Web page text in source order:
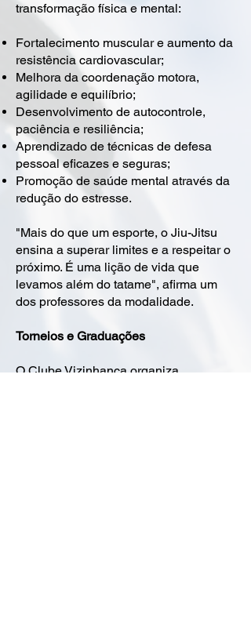
transformação física e mental:
Fortalecimento muscular e aumento da
resistência cardiovascular;
Melhora da coordenação motora,
agilidade e equilíbrio;
Desenvolvimento de autocontrole,
paciência e resiliência;
Aprendizado de técnicas de defesa
pessoal eficazes e seguras;
Promoção de saúde mental através da
redução do estresse.
"Mais do que um esporte, o Jiu-Jitsu
ensina a superar limites e a respeitar o
próximo. É uma lição de vida que
levamos além do tatame", afirma um
dos professores da modalidade.
Torneios e Graduações
O Clube Vizinhança organiza